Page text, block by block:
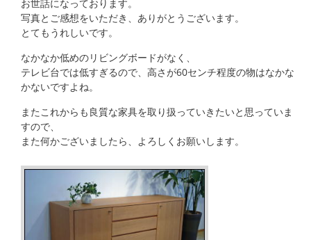
お世話になっております。
写真とご感想をいただき、ありがとうございます。
とてもうれしいです。
なかなか低めのリビングボードがなく、
テレビ台では低すぎるので、高さが60センチ程度の物はなかな
かないですよね。
またこれからも良質な家具を取り扱っていきたいと思っていま
すので、
また何かございましたら、よろしくお願いします。